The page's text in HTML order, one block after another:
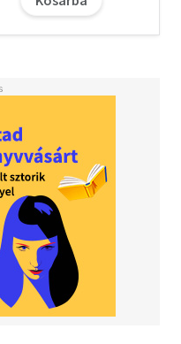
és annak
hogy az elsőre
világa ellenére egy idő
kezdjük érezni
a hétköznapi élet
mutatja be, hogyan
boldogulni, és
a mindennapoknak.